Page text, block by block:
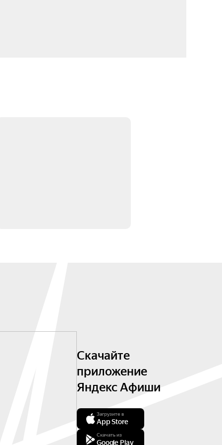
Скачайте
приложение
Яндекс Афиши
Загрузите в
App Store
Скачать из
Google Play